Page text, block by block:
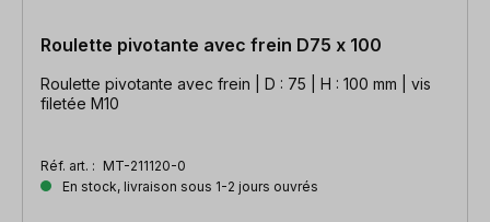
Roulette pivotante avec frein D75 x 100
Roulette pivotante avec frein | D : 75 | H : 100 mm | vis
filetée M10
Réf. art. : MT-211120-0
En stock, livraison sous 1-2 jours ouvrés